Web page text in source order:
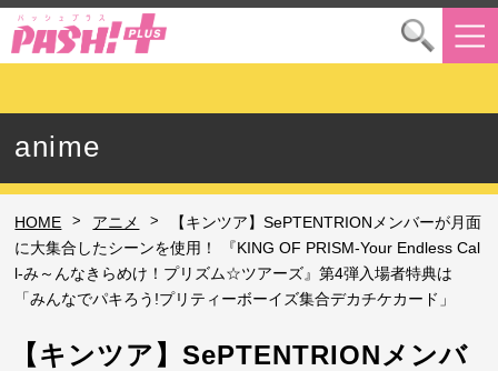
anime
HOME > アニメ >
【キンツア】SePTENTRIONメンバーが月面
に大集合したシーンを使用！ 『KING OF PRISM-Your Endless Cal
l-み～んなきらめけ！プリズム☆ツアーズ』第4弾入場者特典は
「みんなでパキろう!プリティーボーイズ集合デカチケカード」
【キンツア】SePTENTRIONメンバ